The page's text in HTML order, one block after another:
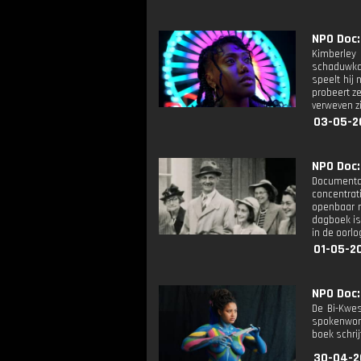
NPO
speelt hij
probeert
verweven
03-05-
NPO
openbaar
dagboek
in de
01-05-
NPO
De Bi-
boek